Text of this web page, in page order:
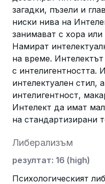
загадки, пъзели и
ниски нива на
занимават с хора
Намират
на време.
с интелигентността.
интелектуален стил,
интелигентност,
Интелект да имат
на стандартизирани
Либерализъм
резултат: 16 (high)
Психологическият